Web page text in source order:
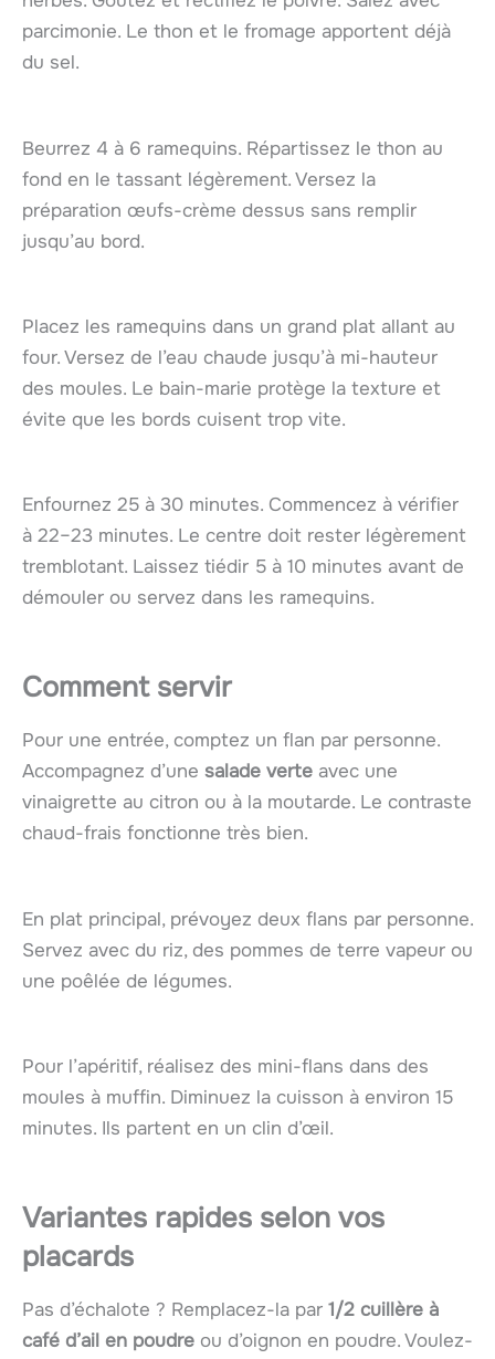
parcimonie. Le thon et le fromage apportent déjà
du sel.
Beurrez 4 à 6 ramequins. Répartissez le thon au
fond en le tassant légèrement. Versez la
préparation œufs-crème dessus sans remplir
jusqu’au bord.
Placez les ramequins dans un grand plat allant au
four. Versez de l’eau chaude jusqu’à mi-hauteur
des moules. Le bain-marie protège la texture et
évite que les bords cuisent trop vite.
Enfournez 25 à 30 minutes. Commencez à vérifier
à 22–23 minutes. Le centre doit rester légèrement
tremblotant. Laissez tiédir 5 à 10 minutes avant de
démouler ou servez dans les ramequins.
Comment servir
Pour une entrée, comptez un flan par personne.
Accompagnez d’une salade verte avec une
vinaigrette au citron ou à la moutarde. Le contraste
chaud-frais fonctionne très bien.
En plat principal, prévoyez deux flans par personne.
Servez avec du riz, des pommes de terre vapeur ou
une poêlée de légumes.
Pour l’apéritif, réalisez des mini-flans dans des
moules à muffin. Diminuez la cuisson à environ 15
minutes. Ils partent en un clin d’œil.
Variantes rapides selon vos
placards
Pas d’échalote ? Remplacez-la par 1/2 cuillère à
café d’ail en poudre ou d’oignon en poudre. Voulez-